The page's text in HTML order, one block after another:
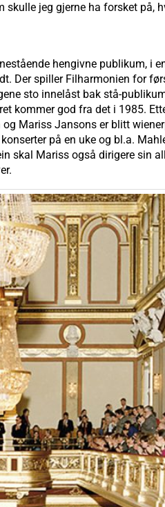
jeg gjerne ha forsket på,
hengivne publikum, i
Der spiller Filharmonien for
sto innelåst bak stå-
kommer god fra det i 1985.
og Mariss Jansons er blitt
på en uke og bl.a.
skal Mariss også dirigere sin